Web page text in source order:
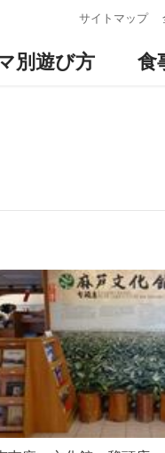
サイトマップ
別遊び方 食